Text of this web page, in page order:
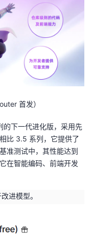
首发）
下一代进化版，采用先
比 3.5 系列，它提供了
准测试中，其性能达到
在智能编码、前端开发
进模型。